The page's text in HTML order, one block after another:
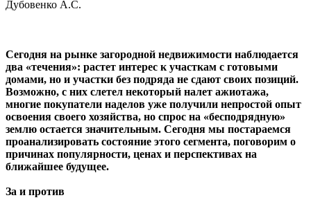
Дубовенко А.С.
Сегодня на рынке загородной недвижимости наблюдается
два «течения»: растет интерес к участкам с готовыми
домами, но и участки без подряда не сдают своих позиций.
Возможно, с них слетел некоторый налет ажиотажа,
многие покупатели наделов уже получили непростой опыт
освоения своего хозяйства, но спрос на «бесподрядную»
землю остается значительным. Сегодня мы постараемся
проанализировать состояние этого сегмента, поговорим о
причинах популярности, ценах и перспективах на
ближайшее будущее.
За и против